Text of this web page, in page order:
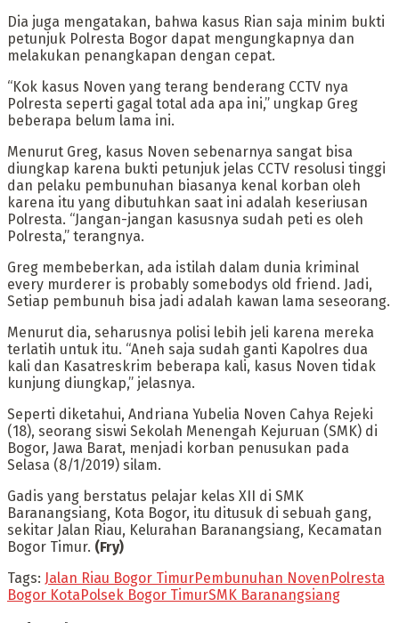
Dia juga mengatakan, bahwa kasus Rian saja minim bukti
petunjuk Polresta Bogor dapat mengungkapnya dan
melakukan penangkapan dengan cepat.
“Kok kasus Noven yang terang benderang CCTV nya
Polresta seperti gagal total ada apa ini,” ungkap Greg
beberapa belum lama ini.
Menurut Greg, kasus Noven sebenarnya sangat bisa
diungkap karena bukti petunjuk jelas CCTV resolusi tinggi
dan pelaku pembunuhan biasanya kenal korban oleh
karena itu yang dibutuhkan saat ini adalah keseriusan
Polresta. “Jangan-jangan kasusnya sudah peti es oleh
Polresta,” terangnya.
Greg membeberkan, ada istilah dalam dunia kriminal
every murderer is probably somebodys old friend. Jadi,
Setiap pembunuh bisa jadi adalah kawan lama seseorang.
Menurut dia, seharusnya polisi lebih jeli karena mereka
terlatih untuk itu. “Aneh saja sudah ganti Kapolres dua
kali dan Kasatreskrim beberapa kali, kasus Noven tidak
kunjung diungkap,” jelasnya.
Seperti diketahui, Andriana Yubelia Noven Cahya Rejeki
(18), seorang siswi Sekolah Menengah Kejuruan (SMK) di
Bogor, Jawa Barat, menjadi korban penusukan pada
Selasa (8/1/2019) silam.
Gadis yang berstatus pelajar kelas XII di SMK
Baranangsiang, Kota Bogor, itu ditusuk di sebuah gang,
sekitar Jalan Riau, Kelurahan Baranangsiang, Kecamatan
Bogor Timur. (Fry)
Tags: Jalan Riau Bogor TimurPembunuhan NovenPolresta
Bogor KotaPolsek Bogor TimurSMK Baranangsiang